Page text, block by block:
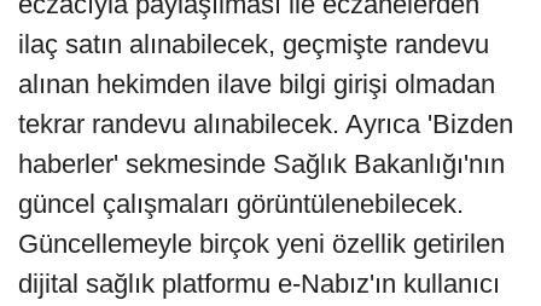
ilaç satın alınabilecek, geçmişte randevu
alınan hekimden ilave bilgi girişi olmadan
tekrar randevu alınabilecek. Ayrıca 'Bizden
haberler' sekmesinde Sağlık Bakanlığı'nın
güncel çalışmaları görüntülenebilecek.
Güncellemeyle birçok yeni özellik getirilen
dijital sağlık platformu e-Nabız'ın kullanıcı